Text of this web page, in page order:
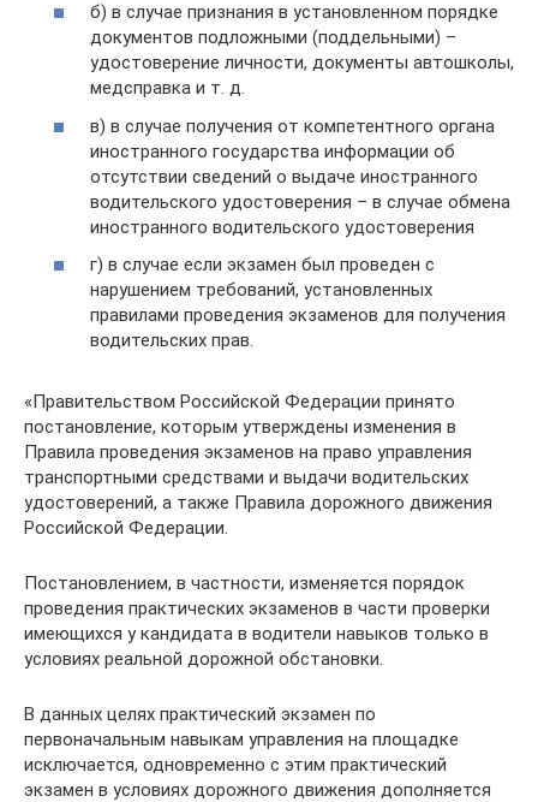
б) в случае признания в установленном порядке
документов подложными (поддельными) –
удостоверение личности, документы автошколы,
медсправка и т. д.
в) в случае получения от компетентного органа
иностранного государства информации об
отсутствии сведений о выдаче иностранного
водительского удостоверения – в случае обмена
иностранного водительского удостоверения
г) в случае если экзамен был проведен с
нарушением требований, установленных
правилами проведения экзаменов для получения
водительских прав.
«Правительством Российской Федерации принято
постановление, которым утверждены изменения в
Правила проведения экзаменов на право управления
транспортными средствами и выдачи водительских
удостоверений, а также Правила дорожного движения
Российской Федерации.
Постановлением, в частности, изменяется порядок
проведения практических экзаменов в части проверки
имеющихся у кандидата в водители навыков только в
условиях реальной дорожной обстановки.
В данных целях практический экзамен по
первоначальным навыкам управления на площадке
исключается, одновременно с этим практический
экзамен в условиях дорожного движения дополняется